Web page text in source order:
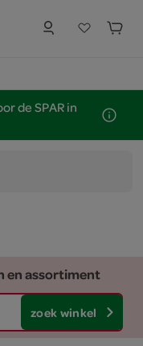
de SPAR in
en assortiment
zoek winkel